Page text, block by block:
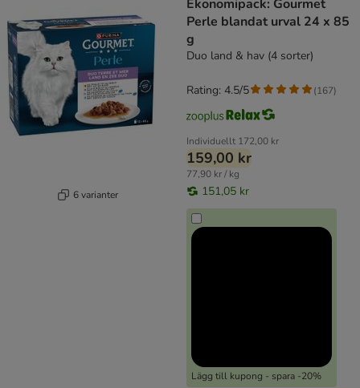
6 varianter
Ekonomipack: Gourmet
Perle blandat urval 24 x 85
g
Duo land & hav (4 sorter)
Individuellt 172,00 kr
159,00 kr
77,90 kr / kg
151,05 kr
Lägg till kupong - spara -20%
Rating: 4.5/5 (167)